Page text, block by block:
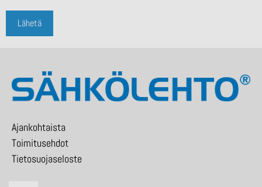
Ajankohtaista
Toimitusehdot
Tietosuojaseloste